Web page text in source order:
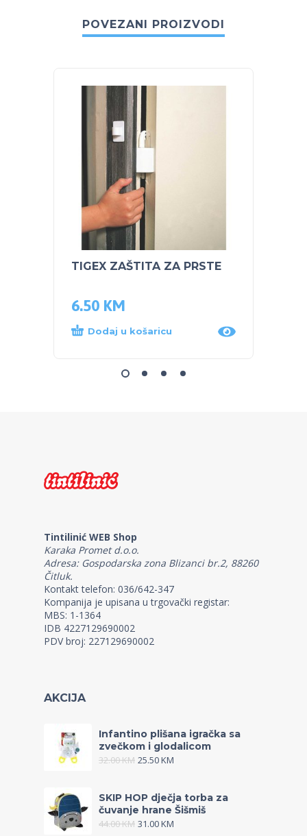
POVEZANI PROIZVODI
TIGEX ZAŠTITA ZA PRSTE
6.50 KM
Dodaj u košaricu
Tintilinić WEB Shop
Karaka Promet d.o.o.
Adresa: Gospodarska zona Blizanci br.2, 88260
Čitluk.
Kontakt telefon: 036/642-347
Kompanija je upisana u trgovački registar:
MBS: 1-1364
IDB 4227129690002
PDV broj: 227129690002
AKCIJA
Infantino plišana igračka sa
zvečkom i glodalicom
32.00KM 25.50KM
SKIP HOP dječja torba za
čuvanje hrane Šišmiš
44.00KM 31.00KM